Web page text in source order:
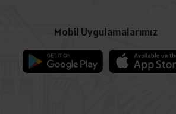
Mobil Uygulamalarımız